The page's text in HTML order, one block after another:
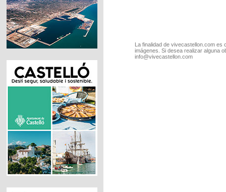
La finalidad de vivecastellon.com
imágenes. Si desea realizar alguna
info@vivecastellon.com